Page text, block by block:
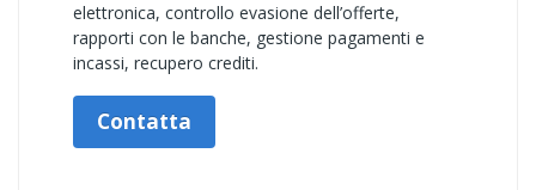
elettronica, controllo evasione dell’offerte,
rapporti con le banche, gestione pagamenti e
incassi, recupero crediti.
Contatta